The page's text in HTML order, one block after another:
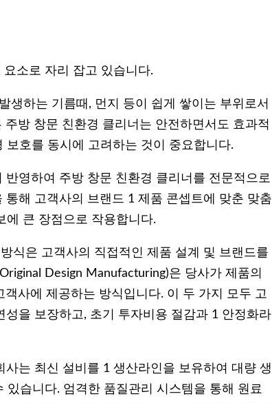
소로 자리 잡고 있습니다.
생하는 기름때, 먼지 등이 쉽게 쌓이는 부위로서
방 창문 친환경 클리너는 안전하면서도 효과적
보호를 동시에 고려하는 것이 중요합니다.
반영하여 주방 창문 친환경 클리너를 전문적으로
해 고객사의 브랜드 1 제품 콘셉트에 맞춘 맞춤
에 큰 장점으로 작용합니다.
식은 고객사의 직접적인 제품 설계 및 브랜드를
Design Manufacturing)은 당사가 제품의
사에 제공하는 방식입니다. 이 두 가지 모두 고
을 보장하고, 초기 투자비용 절감과 1 안정화라
는 최신 설비를 1 생산라인을 보유하여 대량 생
습니다. 엄격한 품질관리 시스템을 통해 원료